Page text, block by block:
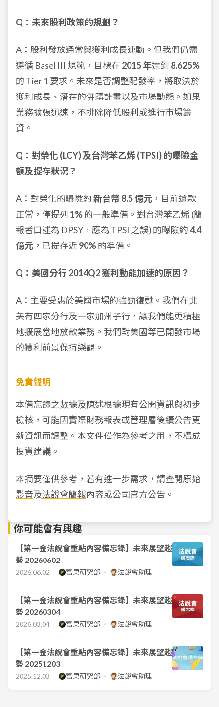
Q：未來股利政策的規劃？
A：股利發放通常與獲利成長連動。但我們仍需
遵循 Basel III 規範，目標在 2015 年達到 8.625%
的 Tier 1 要求。未來是否調整配發率，將取決於
獲利成長、潛在的併購計畫以及市場動態。如果
業務擴張迅速，不排除降低股利或進行市場籌
資。
Q：對榮化 (LCY) 及台灣苯乙烯 (TPSI) 的曝險金
額及提存狀況？
A：對榮化的曝險約新台幣 8.5 億元 ，目前還款
正常，僅提列 1%的一般準備。對台灣苯乙烯 (簡
報者口述為 DPSY，應為 TPSI 之誤) 的曝險約4.4
億元 ，已提存近90%的準備。
Q：美國分行 2014Q2 獲利動能加速的原因？
A：主要受惠於美國市場的強勁復甦。我們在北
美有四家分行及一家加州子行，讓我們能更積極
地擴展當地放款業務。我們對美國等已開發市場
的獲利前景保持樂觀。
免責聲明
本備忘錄之數據及陳述根據現有公開資訊與初步
檢核，可能因實際財務報表或管理層後續公告更
新資訊而調整。本文件僅作為參考之用，不構成
投資建議。
本摘要僅供參考，若有進一步需求，請查閱原始
影音及法說會簡報內容或公司官方公告。
你可能會有興趣
【第一金法說會重點內容備忘錄】未來展望趨
勢 20260602
2026.06.02 富果研究部 法說會助理
【第一金法說會重點內容備忘錄】未來展望趨
勢 20260304
2026.03.04 富果研究部 法說會助理
【第一金法說會重點內容備忘錄】未來展望趨
勢 20251203
2025.12.03 富果研究部 法說會助理